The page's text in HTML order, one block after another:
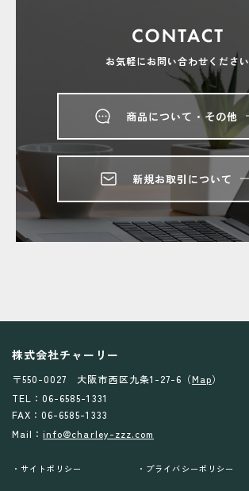
お気軽にお問い合わせください
商品について・その他
新規お取引について
株式会社チャーリー
〒550-0027 大阪市西区九条1-27-6（Map）
TEL：06-6585-1331
FAX：06-6585-1333
Mail：info@charley-zzz.com
サイトポリシー プライバシーポリシー